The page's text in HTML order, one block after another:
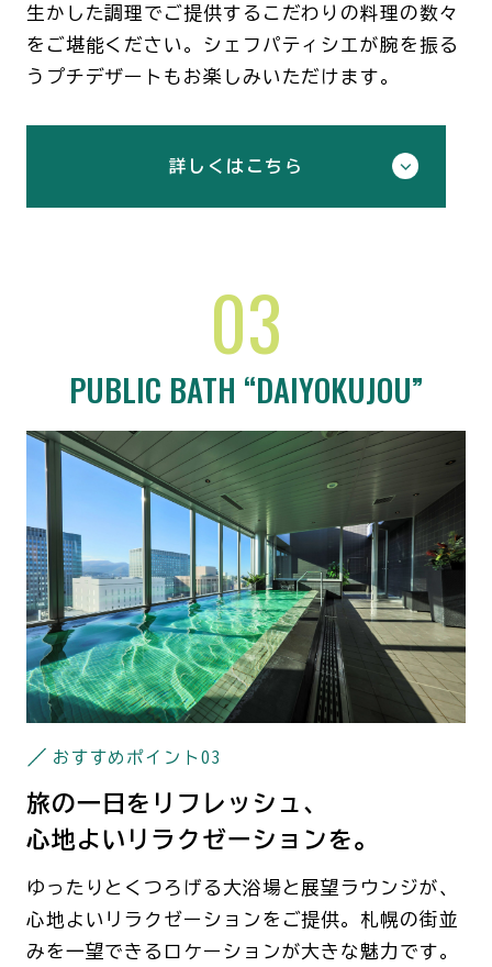
生かした調理でご提供するこだわりの料理の数々
をご堪能ください。シェフパティシエが腕を振る
うプチデザートもお楽しみいただけます。
詳しくはこちら
03
PUBLIC BATH “DAIYOKUJOU”
おすすめポイント03
旅の一日をリフレッシュ、
心地よいリラクゼーションを。
ゆったりとくつろげる大浴場と展望ラウンジが、
心地よいリラクゼーションをご提供。札幌の街並
みを一望できるロケーションが大きな魅力です。